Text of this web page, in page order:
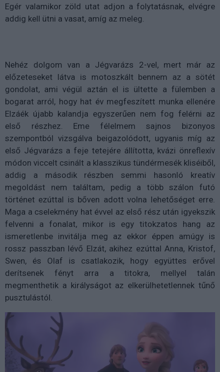
Egér valamikor zöld utat adjon a folytatásnak, elvégre
addig kell ütni a vasat, amíg az meleg.
Nehéz dolgom van a Jégvarázs 2-vel, mert már az
előzeteseket látva is motoszkált bennem az a sötét
gondolat, ami végül aztán el is ültette a fülemben a
bogarat arról, hogy hat év megfeszített munka ellenére
Elzáék újabb kalandja egyszerűen nem fog felérni az
első részhez. Eme félelmem sajnos bizonyos
szempontból vizsgálva beigazolódott, ugyanis míg az
első Jégvarázs a feje tetejére állította, kvázi önreflexív
módon viccelt csinált a klasszikus tündérmesék kliséiből,
addig a második részben semmi hasonló kreatív
megoldást nem találtam, pedig a több szálon futó
történet ezúttal is bőven adott volna lehetőséget erre.
Maga a cselekmény hat évvel az első rész után igyekszik
felvenni a fonalat, mikor is egy titokzatos hang az
ismeretlenbe invitálja meg az ekkor éppen amúgy is
rossz passzban lévő Elzát, akihez ezúttal Anna, Kristof,
Swen, és Olaf is csatlakozik, hogy együttes erővel
derítsenek fényt arra a titokra, mellyel talán
megmenthetik a királyságot az elkerülhetetlennek tűnő
pusztulástól.